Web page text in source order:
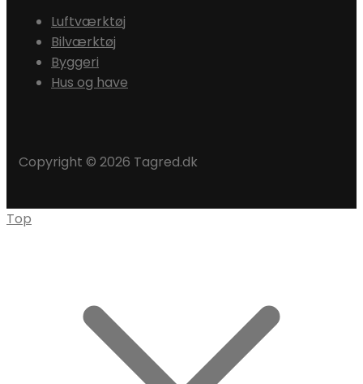
Luftværktøj
Bilværktøj
Byggeri
Hus og have
Copyright © 2026 Tagred.dk
Top